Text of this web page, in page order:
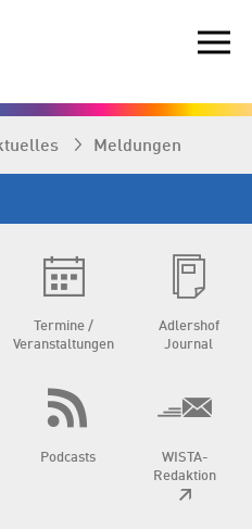
Meldungen
Termine /
Veranstaltungen
Adlershof
Journal
Podcasts
WISTA-
Redaktion